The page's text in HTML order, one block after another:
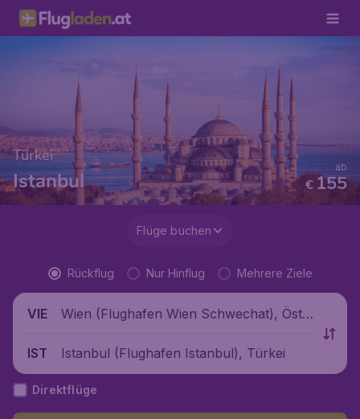
Türkei
Istanbul €155
ab
Flüge buchen
Rückflug Nur Hinflug Mehrere Ziele
VIE
Wien (Flughafen Wien Schwechat), Öste
IST
Istanbul (Flughafen Istanbul), Türkei
Direktflüge